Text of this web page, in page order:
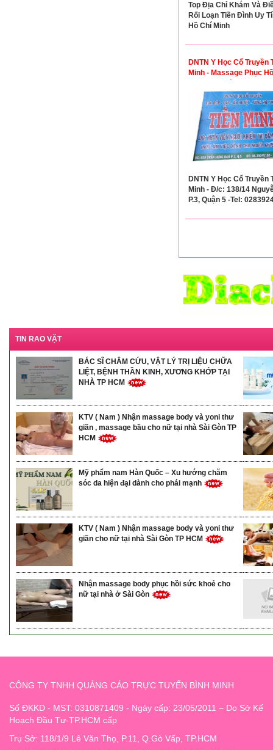
Top Địa Chỉ Khám Và
Rối Loạn Tiền Đình Uy
Hồ Chí Minh
DNTN Y Học Cổ Truyền
Minh - Massage Phục
DNTN Y Học Cổ Truyền
Minh - Đ/c: 138/14
P.3, Quận 5 -Tel:
TIN RAO VẶT
BÁC SĨ CHÂM CỨU, VẬT LÝ TRỊ LIỆU CHỮA
LIỆT, BỆNH THẦN KINH, XƯƠNG KHỚP TẠI
NHÀ TP HCM
KTV ( Nam ) Nhận massage body và yoni thư
giãn , massage bầu cho nữ tại nhà Sài Gòn TP
HCM
Mỹ phẩm nam Hàn Quốc – Xu hướng chăm
sóc da hiện đại dành cho phái mạnh
KTV ( Nam ) Nhận massage body và yoni thư
giãn cho nữ tại nhà Sài Gòn TP HCM
Nhận massage body phục hồi sức khoẻ cho
nữ tại nhà ở Sài Gòn
CÔNG TY TNHH QUẢNG CÁO TRỰC TUYẾN BÌNH MINH
Số ĐKKD - MST: 0310871409 - Ngày cấp: 23/05/2011 – Do Sở Kế
Hoạch Đầu Tư-TP.HCM cấp
Trụ Sở: 118/1/9 Lê Văn Thọ, P.11, Q.Gò Vấp, TP.HCM